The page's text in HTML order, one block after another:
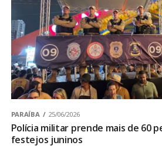
PARAÍBA 25/06/2026
Polícia militar prende mais de 60
festejos juninos